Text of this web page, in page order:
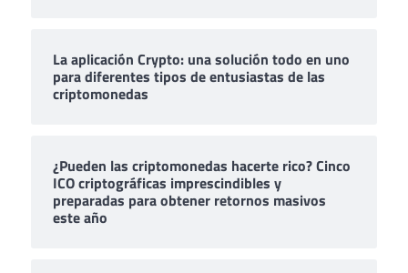
La aplicación Crypto: una solución todo en uno
para diferentes tipos de entusiastas de las
criptomonedas
¿Pueden las criptomonedas hacerte rico? Cinco
ICO criptográficas imprescindibles y
preparadas para obtener retornos masivos
este año